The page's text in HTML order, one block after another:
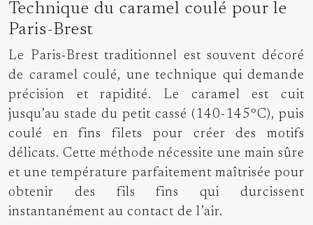
Technique du caramel coulé pour le
Paris-Brest
Le Paris-Brest traditionnel est souvent décoré
de caramel coulé, une technique qui demande
précision et rapidité. Le caramel est cuit
jusqu’au stade du petit cassé (140-145°C), puis
coulé en fins filets pour créer des motifs
délicats. Cette méthode nécessite une main sûre
et une température parfaitement maîtrisée pour
obtenir des fils fins qui durcissent
instantanément au contact de l’air.